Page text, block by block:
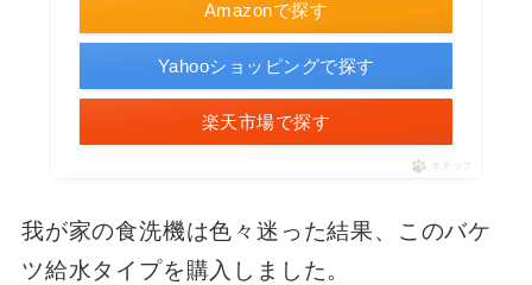
Amazonで探す
Yahooショッピングで探す
楽天市場で探す
ポチップ
我が家の食洗機は色々迷った結果、このバケ
ツ給水タイプを購入しました。